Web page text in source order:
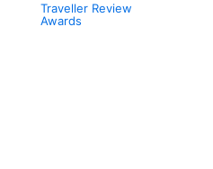
Traveller Review
Awards